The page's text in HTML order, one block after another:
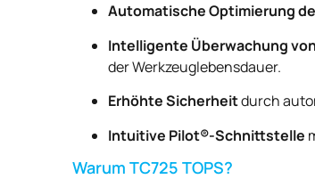
Automatische Optimierung
Intelligente Überwachung
der Werkzeuglebensdauer.
Erhöhte Sicherheitdurch
Intuitive Pilot®-Schnittstelle
Warum TC725 TOPS?